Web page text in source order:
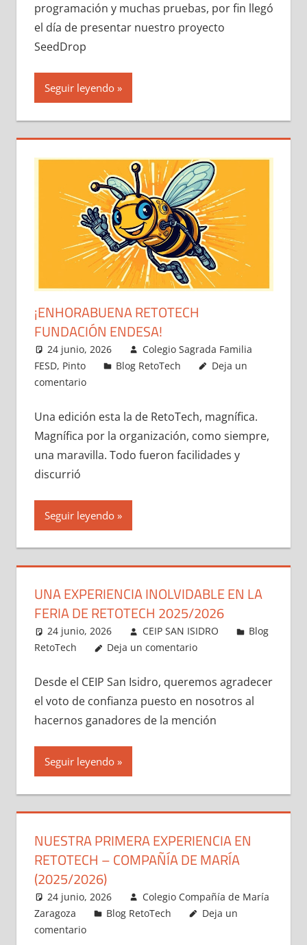
programación y muchas pruebas, por fin llegó
el día de presentar nuestro proyecto
SeedDrop
Seguir leyendo
¡ENHORABUENA RETOTECH
FUNDACIÓN ENDESA!
24 junio, 2026
Colegio Sagrada Familia
FESD, Pinto
Blog RetoTech
Deja un
comentario
Una edición esta la de RetoTech, magnífica.
Magnífica por la organización, como siempre,
una maravilla. Todo fueron facilidades y
discurrió
Seguir leyendo
UNA EXPERIENCIA INOLVIDABLE EN LA
FERIA DE RETOTECH 2025/2026
24 junio, 2026 CEIP SAN ISIDRO
Blog
RetoTech
Deja un comentario
Desde el CEIP San Isidro, queremos agradecer
el voto de confianza puesto en nosotros al
hacernos ganadores de la mención
Seguir leyendo
NUESTRA PRIMERA EXPERIENCIA EN
RETOTECH – COMPAÑÍA DE MARÍA
(2025/2026)
24 junio, 2026
Colegio Compañía de María
Zaragoza
Blog RetoTech
Deja un
comentario